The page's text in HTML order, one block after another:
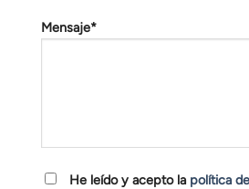
Mensaje*
He leído y acepto la política